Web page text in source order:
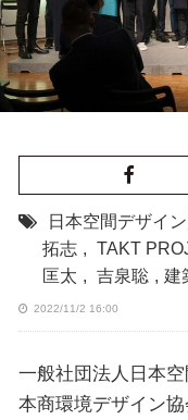
日本空間デザイ
拓志 , TAKT
匡太 , 吉泉聡 , 建
2022/11/2 16:00
一般社団法人日本
本商環境デザイン